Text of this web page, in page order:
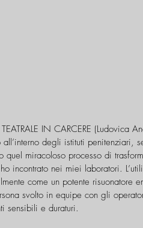
IN CARCERE (Ludovica
degli istituti penitenziari,
quel miracoloso processo di
incontrato nei miei laboratori.
come un potente risuonatore
svolto in equipe con gli
sensibili e duraturi.